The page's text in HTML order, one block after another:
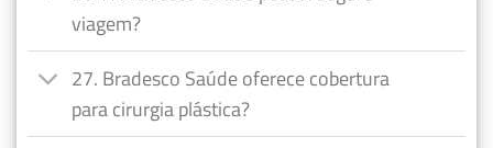
viagem?
27. Bradesco Saúde oferece cobertura
para cirurgia plástica?